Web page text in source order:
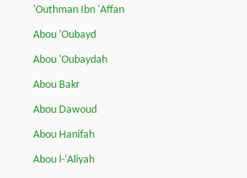
'Outhman Ibn 'Affan
Abou 'Oubayd
Abou 'Oubaydah
Abou Bakr
Abou Dawoud
Abou Hanifah
Abou l-'Aliyah